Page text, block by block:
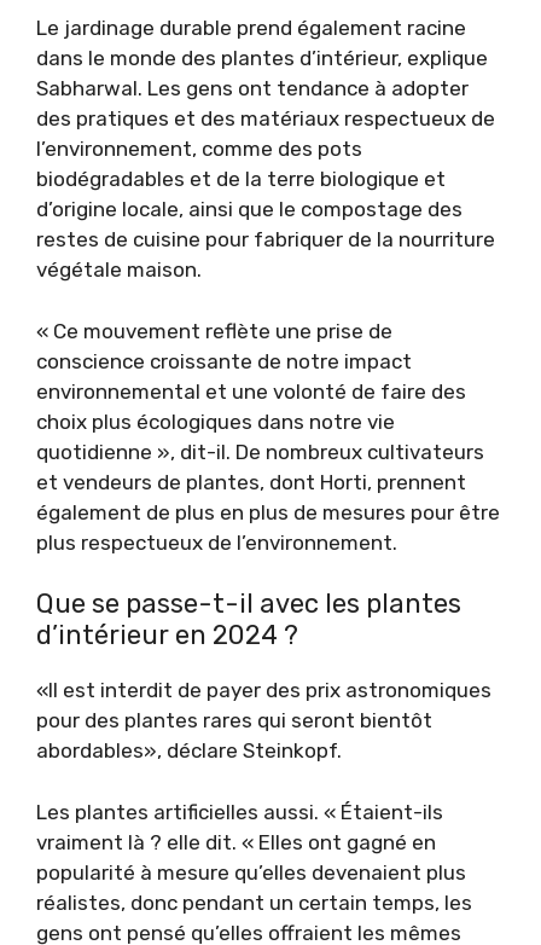
Le jardinage durable prend également racine
dans le monde des plantes d’intérieur, explique
Sabharwal. Les gens ont tendance à adopter
des pratiques et des matériaux respectueux de
l’environnement, comme des pots
biodégradables et de la terre biologique et
d’origine locale, ainsi que le compostage des
restes de cuisine pour fabriquer de la nourriture
végétale maison.
« Ce mouvement reflète une prise de
conscience croissante de notre impact
environnemental et une volonté de faire des
choix plus écologiques dans notre vie
quotidienne », dit-il. De nombreux cultivateurs
et vendeurs de plantes, dont Horti, prennent
également de plus en plus de mesures pour être
plus respectueux de l’environnement.
Que se passe-t-il avec les plantes
d’intérieur en 2024 ?
«Il est interdit de payer des prix astronomiques
pour des plantes rares qui seront bientôt
abordables», déclare Steinkopf.
Les plantes artificielles aussi. « Étaient-ils
vraiment là ? elle dit. « Elles ont gagné en
popularité à mesure qu’elles devenaient plus
réalistes, donc pendant un certain temps, les
gens ont pensé qu’elles offraient les mêmes